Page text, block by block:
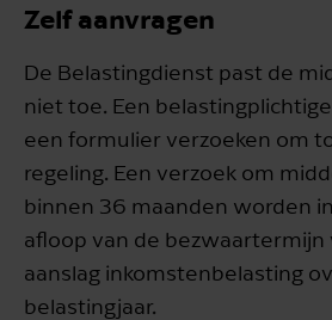
Zelf aanvragen
De Belastingdienst past de
niet toe. Een
een formulier verzoeken om
regeling. Een verzoek om
binnen 36 maanden worden
afloop van de
aanslag inkomstenbelasting
belastingjaar.